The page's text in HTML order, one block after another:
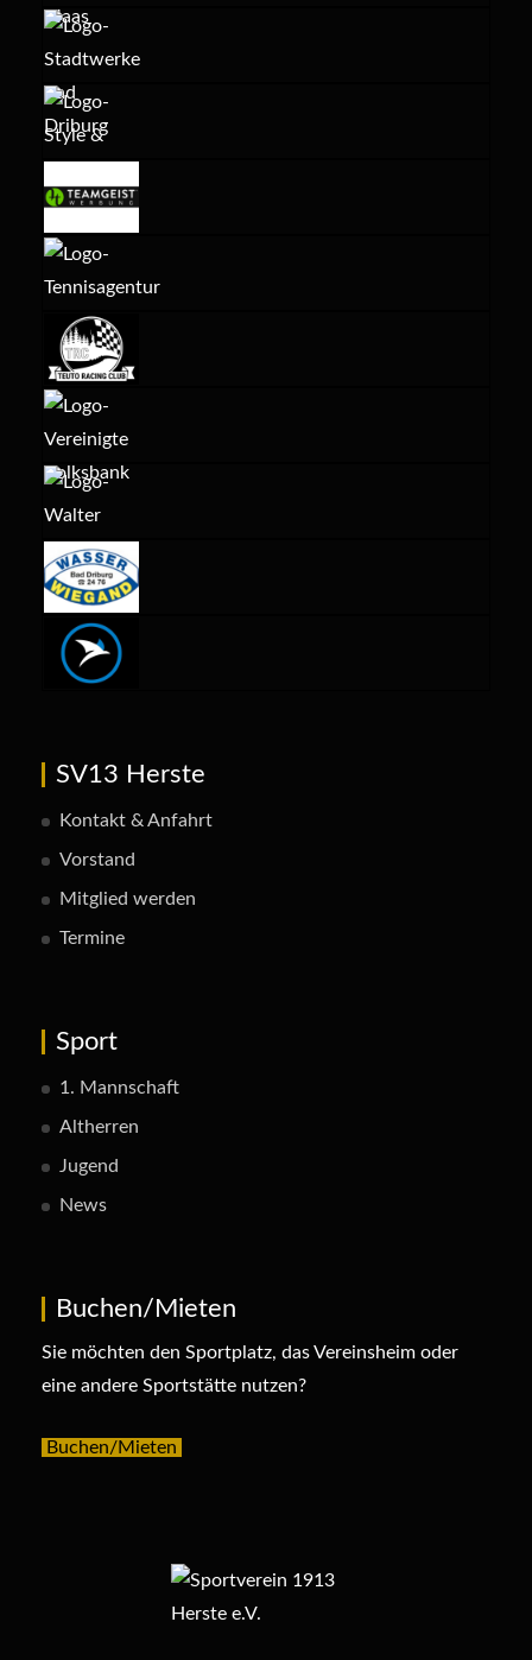
SV13 Herste
Kontakt & Anfahrt
Vorstand
Mitglied werden
Termine
Sport
1. Mannschaft
Altherren
Jugend
News
Buchen/Mieten
Sie möchten den Sportplatz, das Vereinsheim oder
eine andere Sportstätte nutzen?
Buchen/Mieten